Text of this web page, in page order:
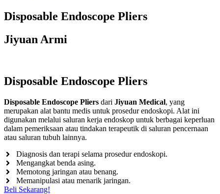
Disposable Endoscope Pliers
Jiyuan Armi
Disposable Endoscope Pliers
Disposable Endoscope Pliers dari Jiyuan Medical, yang
merupakan alat bantu medis untuk prosedur endoskopi. Alat ini
digunakan melalui saluran kerja endoskop untuk berbagai keperluan
dalam pemeriksaan atau tindakan terapeutik di saluran pencernaan
atau saluran tubuh lainnya.
Diagnosis dan terapi selama prosedur endoskopi.
Mengangkat benda asing.
Memotong jaringan atau benang.
Memanipulasi atau menarik jaringan.
Beli Sekarang!